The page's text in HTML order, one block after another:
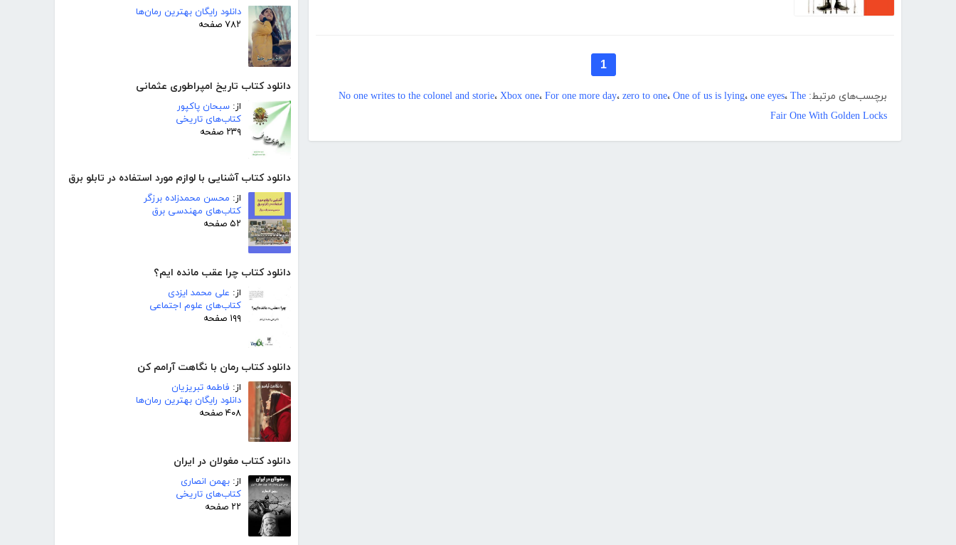
دانلود رایگان بهترین رمان‌ها
۷۸۲ صفحه
دانلود کتاب تاریخ امپراطوری عثمانی
از: سبحان پاکپور
کتاب‌های تاریخی
۲۳۹ صفحه
دانلود کتاب آشنایی با لوازم مورد استفاده در تابلو برق
از: محسن محمدزاده برزگر
کتاب‌های مهندسی برق
۵۲ صفحه
دانلود کتاب چرا عقب مانده ایم؟
از: علی محمد ایزدی
کتاب‌های علوم اجتماعی
۱۹۹ صفحه
دانلود کتاب رمان با نگاهت آرامم کن
از: فاطمه تبریزیان
دانلود رایگان بهترین رمان‌ها
۴۰۸ صفحه
دانلود کتاب مغولان در ایران
از: بهمن انصاری
کتاب‌های تاریخی
۲۲ صفحه
1
برچسب‌های مرتبط: No one writes to the colonel and storie، Xbox one، For one more day، zero to one، One of us is lying، one eyes، The
Fair One With Golden Locks